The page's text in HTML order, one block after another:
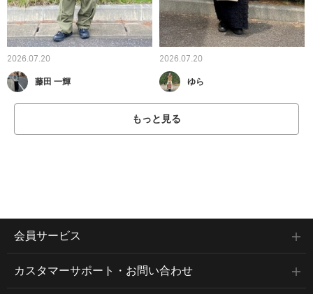
2026.07.20
藤田 一輝
2026.07.20
ゆら
もっと見る
会員サービス
カスタマーサポート・お問い合わせ